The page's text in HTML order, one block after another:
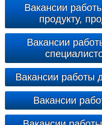
Вакансии
продукту,
Вакансии
Вакансии работы
Вакансии